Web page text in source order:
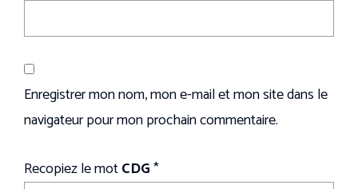
Enregistrer mon nom, mon e-mail et mon site dans le
navigateur pour mon prochain commentaire.
Recopiez le motCDG*